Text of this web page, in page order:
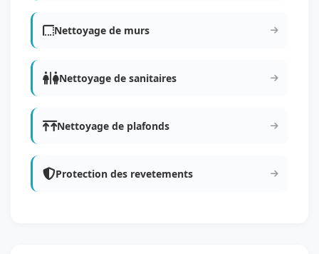
Nettoyage de murs
Nettoyage de sanitaires
Nettoyage de plafonds
Protection des revetements